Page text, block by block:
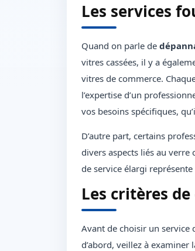
Les services
Quand on parle de
vitres cassées, il y a
vitres de commerce.
l’expertise d’un
vos besoins spécifiques,
D’autre part, certains
divers aspects liés au verre
de service élargi
Les critères
Avant de choisir un service
d’abord, veillez à